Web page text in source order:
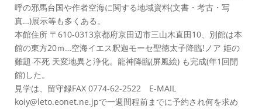
呼の邪馬台国や作者空海に関する地域資料(文書・考古・写
真…)展示等も多くある。
本館住所 〒610-0313京都府京田辺市三山木直田10、別館は本
館の東方20ｍ…空海イエス釈迦モーセ聖徳太子降臨!ノア 姫の
難題 不死 天変地異と浄化。龍神降臨(屏風絵) も完成(年1回開
館)した。
見学は、留守録FAX 0774-62-2522 E-MAIL
koiy@leto.eonet.ne.jpで一週間程前までに予約され何を求め